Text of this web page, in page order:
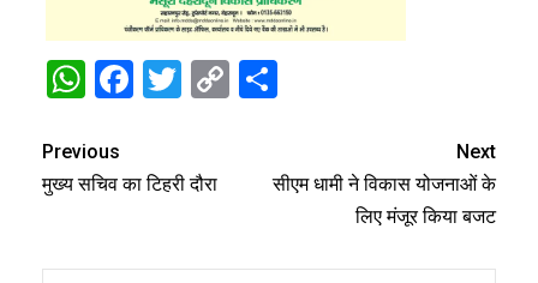
WhatsApp
Facebook
Twitter
Copy
Previous
मुख्य सचिव का टिहरी दौरा
Next
सीएम धामी ने विकास योजनाओं के
लिए मंजूर किया बजट